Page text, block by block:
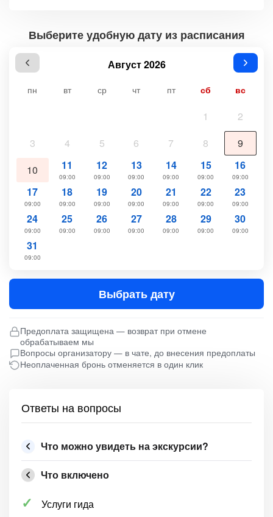
Выберите удобную дату из расписания
Август 2026
пн вт ср чт пт сб вс
1
2
3
4 5 6 7 8
9
10
11
09:00
12
09:00
13
09:00
14
09:00
15
09:00
16
09:00
17
09:00
18
09:00
19
09:00
20
09:00
21
09:00
22
09:00
23
09:00
24
09:00
25
09:00
26
09:00
27
09:00
28
09:00
29
09:00
30
09:00
31
09:00
Выбрать дату
Предоплата защищена — возврат при отмене
обрабатываем мы
Вопросы организатору — в чате, до внесения предоплаты
Неоплаченная бронь отменяется в один клик
Ответы на вопросы
Что можно увидеть на экскурсии?
Что включено
Услуги гида